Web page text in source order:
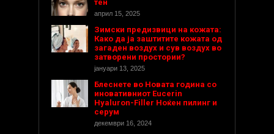
тен
април 15, 2025
Зимски предизвици на кожата:
Како да ја заштитите кожата од
загаден воздух и сув воздух во
затворени простории?
јануари 13, 2025
Блеснете во Новата година со
иновативниот Eucerin
Hyaluron-Filler Ноќен пилинг и
серум
декември 16, 2024